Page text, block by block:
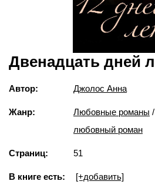
Двенадцать дней
Автор: Джолос Анна
Жанр: Любовные романы /
любовный роман
Страниц: 51
В книге есть: [+добавить]